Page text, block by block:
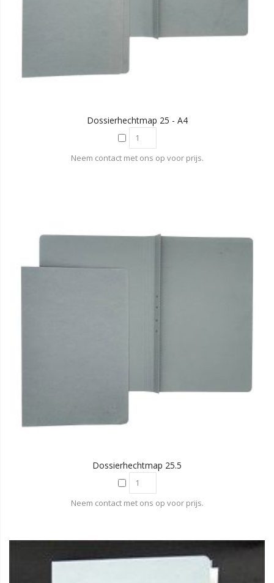
Dossierhechtmap 25 - A4
Neem contact met ons op voor prijs.
Dossierhechtmap 25.5
Neem contact met ons op voor prijs.